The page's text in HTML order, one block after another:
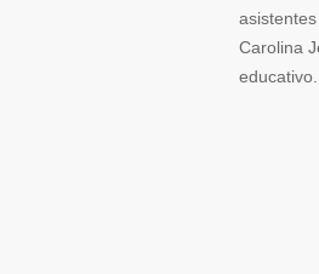
Carolina
educativo.